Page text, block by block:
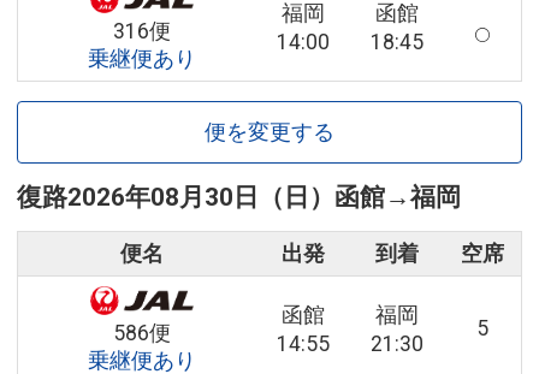
316便
乗継便あり
福岡
14:00
函館
18:45
便を変更する
復路2026年08月30日（日） 函館→福岡
便名 出発 到着 空席
586便
乗継便あり
函館
14:55
福岡
21:30
5